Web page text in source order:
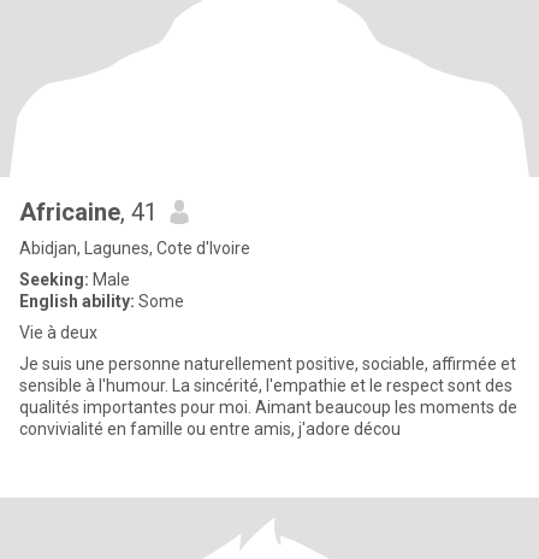
Africaine, 41
Abidjan, Lagunes, Cote d'Ivoire
Seeking: Male
English ability: Some
Vie à deux
Je suis une personne naturellement positive, sociable, affirmée et
sensible à l'humour. La sincérité, l'empathie et le respect sont des
qualités importantes pour moi. Aimant beaucoup les moments de
convivialité en famille ou entre amis, j'adore décou